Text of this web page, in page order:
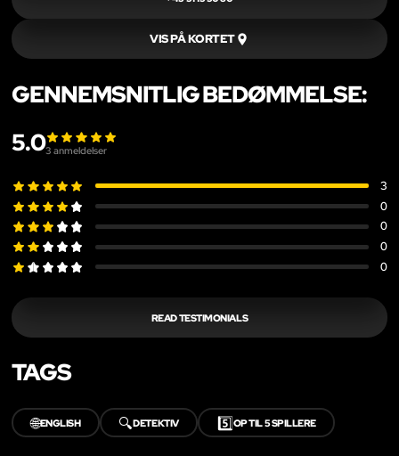
VIS PÅ KORTET
GENNEMSNITLIG BEDØMMELSE:
5.03 anmeldelser
3
0
0
0
0
READ TESTIMONIALS
TAGS
🌐ENGLISH 🔍DETEKTIV 5️⃣OP TIL 5 SPILLERE